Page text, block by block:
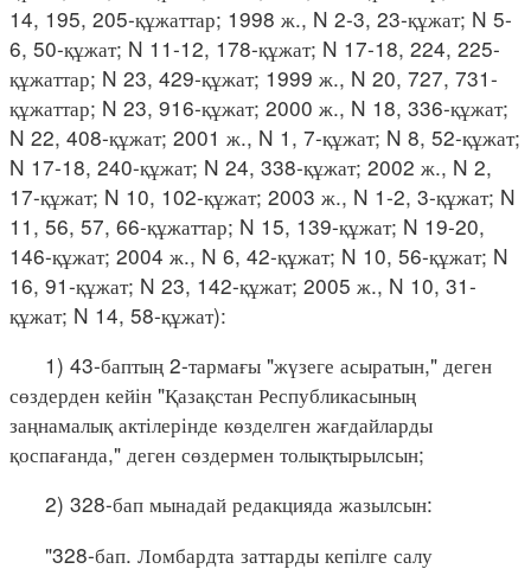
14, 195, 205-құжаттар; 1998 ж., N 2-3, 23-құжат; N 5-
6, 50-құжат; N 11-12, 178-құжат; N 17-18, 224, 225-
құжаттар; N 23, 429-құжат; 1999 ж., N 20, 727, 731-
құжаттар; N 23, 916-құжат; 2000 ж., N 18, 336-құжат;
N 22, 408-құжат; 2001 ж., N 1, 7-құжат; N 8, 52-құжат;
N 17-18, 240-құжат; N 24, 338-құжат; 2002 ж., N 2,
17-құжат; N 10, 102-құжат; 2003 ж., N 1-2, 3-құжат; N
11, 56, 57, 66-құжаттар; N 15, 139-құжат; N 19-20,
146-құжат; 2004 ж., N 6, 42-құжат; N 10, 56-құжат; N
16, 91-құжат; N 23, 142-құжат; 2005 ж., N 10, 31-
құжат; N 14, 58-құжат):
1) 43-баптың 2-тармағы "жүзеге асыратын," деген
сөздерден кейін "Қазақстан Республикасының
заңнамалық актілерінде көзделген жағдайларды
қоспағанда," деген сөздермен толықтырылсын;
2) 328-бап мынадай редакцияда жазылсын:
"328-бап. Ломбардта заттарды кепілге салу